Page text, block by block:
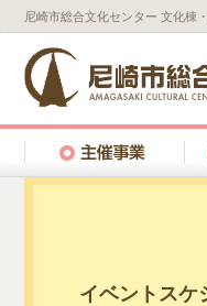
尼崎市総合文化センター 文化棟
イベントスケ